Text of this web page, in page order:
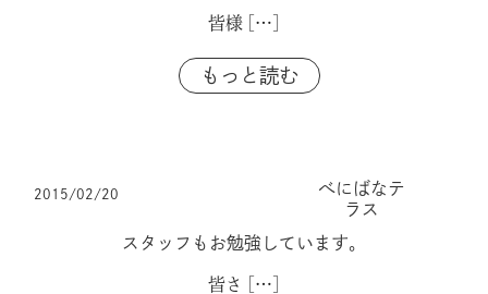
皆様 […]
もっと読む
2015/02/20
べにばなテ
ラス
スタッフもお勉強しています。
皆さ […]